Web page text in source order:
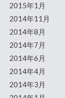
2015年1月
2014年11月
2014年8月
2014年7月
2014年6月
2014年4月
2014年3月